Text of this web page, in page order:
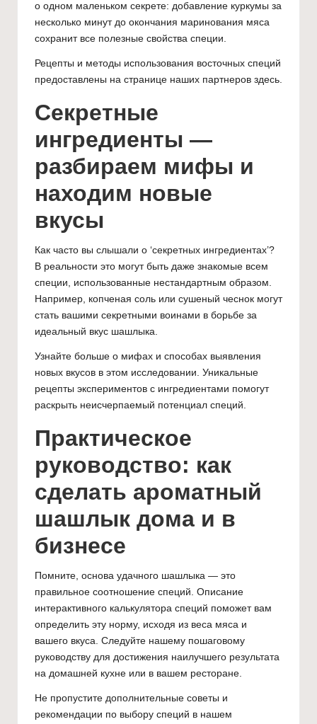
о одном маленьком секрете: добавление куркумы за
несколько минут до окончания маринования мяса
сохранит все полезные свойства специи.
Рецепты и методы использования восточных специй
предоставлены на странице наших партнеров здесь.
Секретные
ингредиенты —
разбираем мифы и
находим новые
вкусы
Как часто вы слышали о ‘секретных ингредиентах’?
В реальности это могут быть даже знакомые всем
специи, использованные нестандартным образом.
Например, копченая соль или сушеный чеснок могут
стать вашими секретными воинами в борьбе за
идеальный вкус шашлыка.
Узнайте больше о мифах и способах выявления
новых вкусов в этом исследовании. Уникальные
рецепты экспериментов с ингредиентами помогут
раскрыть неисчерпаемый потенциал специй.
Практическое
руководство: как
сделать ароматный
шашлык дома и в
бизнесе
Помните, основа удачного шашлыка — это
правильное соотношение специй. Описание
интерактивного калькулятора специй поможет вам
определить эту норму, исходя из веса мяса и
вашего вкуса. Следуйте нашему пошаговому
руководству для достижения наилучшего результата
на домашней кухне или в вашем ресторане.
Не пропустите дополнительные советы и
рекомендации по выбору специй в нашем